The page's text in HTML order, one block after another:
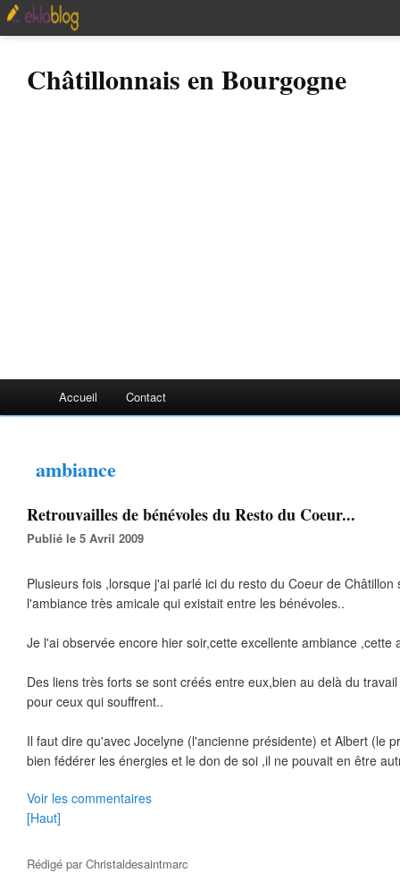
Châtillonnais en Bourgogne
Accueil Contact
ambiance
Retrouvailles de bénévoles du Resto du Coeur...
Publié le 5 Avril 2009
Plusieurs fois ,lorsque j'ai parlé ici du resto du Coeur de Châtillon
l'ambiance très amicale qui existait entre les bénévoles..
Je l'ai observée encore hier soir,cette excellente ambiance ,cette
Des liens très forts se sont créés entre eux,bien au delà du
pour ceux qui souffrent..
Il faut dire qu'avec Jocelyne (l'ancienne présidente) et Albert (le
bien fédérer les énergies et le don de soi ,il ne pouvait en être
Voir les commentaires
[Haut]
Rédigé parChristaldesaintmarc